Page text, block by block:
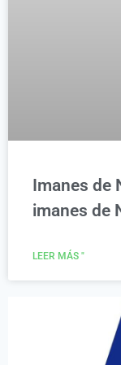
Imanes de
imanes de
LEER MÁS "